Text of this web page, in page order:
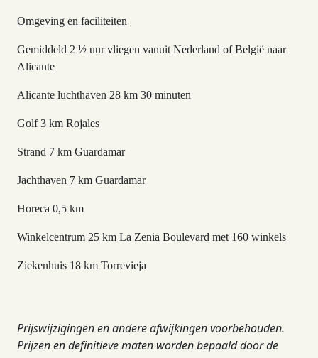
Omgeving en faciliteiten
Gemiddeld 2 ½ uur vliegen vanuit Nederland of België naar
Alicante
Alicante luchthaven 28 km 30 minuten
Golf 3 km Rojales
Strand 7 km Guardamar
Jachthaven 7 km Guardamar
Horeca 0,5 km
Winkelcentrum 25 km La Zenia Boulevard met 160 winkels
Ziekenhuis 18 km Torrevieja
Prijswijzigingen en andere afwijkingen voorbehouden.
Prijzen en definitieve maten worden bepaald door de